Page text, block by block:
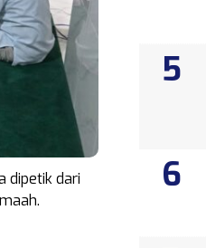
dipetik dari